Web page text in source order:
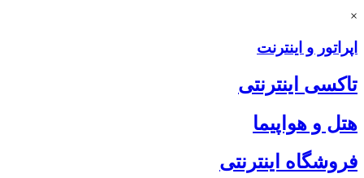
×
اپراتور و اینترنت
تاکسی اینترنتی
هتل و هواپیما
فروشگاه اینترنتی